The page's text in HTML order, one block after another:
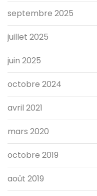
septembre 2025
juillet 2025
juin 2025
octobre 2024
avril 2021
mars 2020
octobre 2019
août 2019